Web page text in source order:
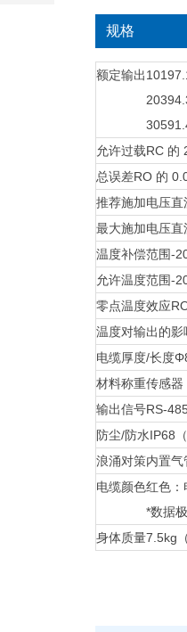
规格
额定输出
允许过载RC 的
总误差RO 的
推荐施加电压直
最大施加电压直
温度补偿范围-
允许温度范围-
零点温度效应
温度对输出的
电缆厚度/长度
材料称重传感器
输出信号RS-
防尘/防水IP68
浪涌对策内置气
电缆颜色红色：
*数据
身体质量7.5kg